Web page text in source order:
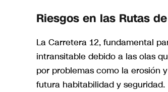
Riesgos en las Rutas
La Carretera 12, fundamental
intransitable debido a las olas
por problemas como la erosión
futura habitabilidad y seguridad.